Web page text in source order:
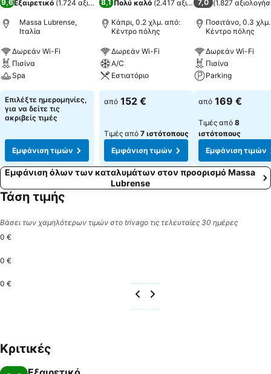
9,6Εξαιρετικό (1.724 αξιολογήσεις)
Massa Lubrense,
Ιταλία
Δωρεάν Wi-Fi
Πισίνα
Spa
Επιλέξτε ημερομηνίες,
για να δείτε τις
ακριβείς τιμές
Εμφάνιση τιμών
8,1 Πολύ καλό (2.417 αξιολογήσεις)
Κάπρι, 0.2 χλμ. από:
Κέντρο πόλης
Δωρεάν Wi-Fi
A/C
Εστιατόριο
από 152 €
Τιμές από 7 ιστότοπους
Εμφάνιση τιμών
7,0 (1.827
Ποσιτάνο, 0.3
Κέντρο πόλης
Δωρεάν Wi-Fi
Πισίνα
Parking
από 169 €
Τιμές από 8
ιστότοπους
Εμφάνιση τιμών
Εμφάνιση όλων των καταλυμάτων στον προορισμό Massa
Lubrense
Τάση τιμής
Βάσει των χαμηλότερων τιμών στο trivago τις τελευταίες 30 ημέρες
0 €
0 €
0 €
Κριτικές